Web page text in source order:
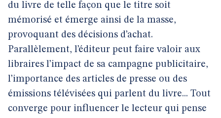
du livre de telle façon que le titre soit
mémorisé et émerge ainsi de la masse,
provoquant des décisions d’achat.
Parallèlement, l’éditeur peut faire valoir aux
libraires l’impact de sa campagne publicitaire,
l’importance des articles de presse ou des
émissions télévisées qui parlent du livre... Tout
converge pour influencer le lecteur qui pense